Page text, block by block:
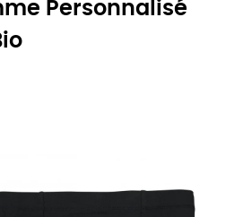
Personnalisé